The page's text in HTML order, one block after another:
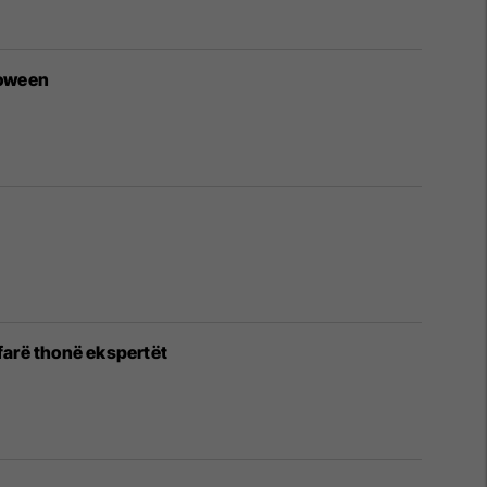
thonë ekspertët